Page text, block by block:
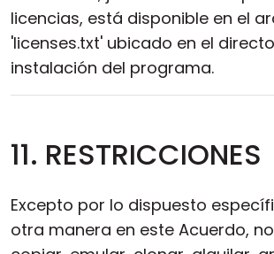
licencias, está disponible en el
'licenses.txt' ubicado en el
instalación del programa.
11. RESTRICCIONES
Excepto por lo dispuesto
otra manera en este Acuerdo,